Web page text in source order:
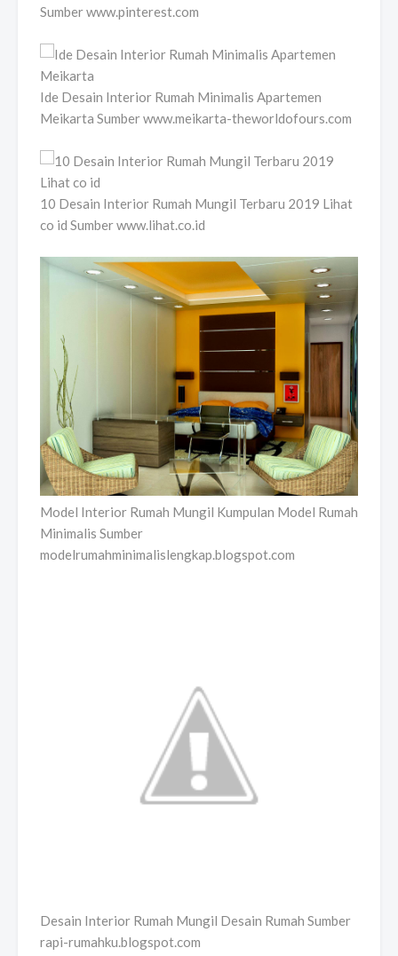
Sumber www.pinterest.com
Ide Desain Interior Rumah Minimalis Apartemen
Meikarta Sumber www.meikarta-theworldofours.com
10 Desain Interior Rumah Mungil Terbaru 2019 Lihat
co id Sumber www.lihat.co.id
Model Interior Rumah Mungil Kumpulan Model Rumah
Minimalis Sumber
modelrumahminimalislengkap.blogspot.com
Desain Interior Rumah Mungil Desain Rumah Sumber
rapi-rumahku.blogspot.com